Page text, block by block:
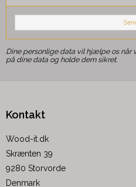
Dine personlige data vil hjælpe os når
på dine data og holde dem sikret.
Kontakt
Wood-it.dk
Skrænten 39
9280 Storvorde
Denmark